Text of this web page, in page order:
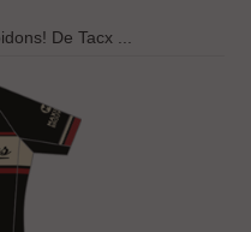
De Tacx ...